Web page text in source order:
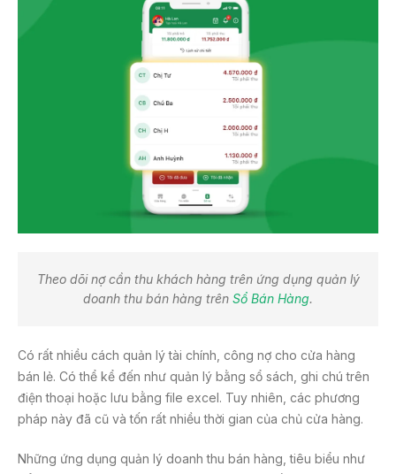
Theo dõi nợ cần thu khách hàng trên ứng dụng quản lý
doanh thu bán hàng trên Sổ Bán Hàng.
Có rất nhiều cách quản lý tài chính, công nợ cho cửa hàng
bán lẻ. Có thể kể đến như quản lý bằng sổ sách, ghi chú trên
điện thoại hoặc lưu bằng file excel. Tuy nhiên, các phương
pháp này đã cũ và tốn rất nhiều thời gian của chủ cửa hàng.
Những ứng dụng quản lý doanh thu bán hàng, tiêu biểu như